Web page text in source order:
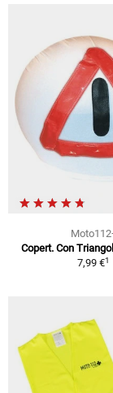
Copert. Con
7,99 €1